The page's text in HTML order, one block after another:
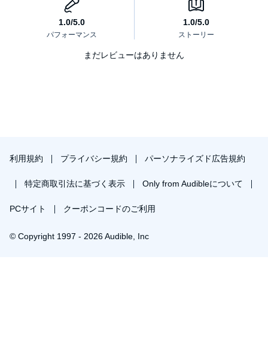
まだレビューはありません
利用規約 プライバシー規約 パーソナライズド広告規約
特定商取引法に基づく表示 Only from Audibleについて
PCサイト クーポンコードのご利用
© Copyright 1997 - 2026 Audible, Inc